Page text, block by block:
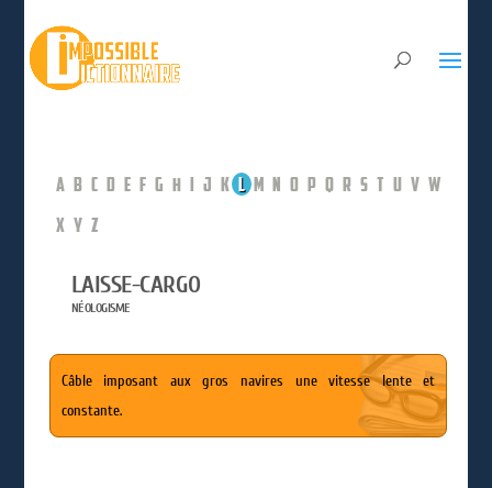
A B C D E F G H I J K L M N O P Q R S T U V W
X Y Z
LAISSE-CARGO
NÉOLOGISME
Câble imposant aux gros navires une vitesse lente et
constante.